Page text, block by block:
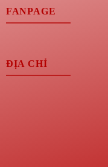
FANPAGE
ĐỊA CHỈ